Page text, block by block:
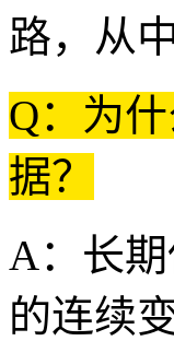
路，从
Q：为
据？
A：长
的连续